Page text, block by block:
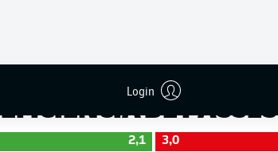
Login
EFICIÊNCIA DE PASSES
2,1
3,0